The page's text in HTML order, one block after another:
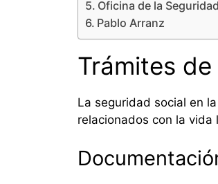
Oficina de la
Pablo Arranz
Trámites
La seguridad social en
relacionados con la